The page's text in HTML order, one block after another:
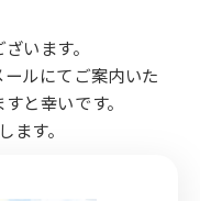
います。
ルにてご案内いた
と幸いです。
ます。